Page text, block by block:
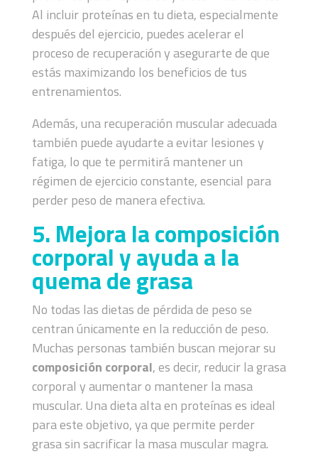
Al incluir proteínas en tu dieta, especialmente
después del ejercicio, puedes acelerar el
proceso de recuperación y asegurarte de que
estás maximizando los beneficios de tus
entrenamientos.
Además, una recuperación muscular adecuada
también puede ayudarte a evitar lesiones y
fatiga, lo que te permitirá mantener un
régimen de ejercicio constante, esencial para
perder peso de manera efectiva.
5. Mejora la composición
corporal y ayuda a la
quema de grasa
No todas las dietas de pérdida de peso se
centran únicamente en la reducción de peso.
Muchas personas también buscan mejorar su
composición corporal, es decir, reducir la grasa
corporal y aumentar o mantener la masa
muscular. Una dieta alta en proteínas es ideal
para este objetivo, ya que permite perder
grasa sin sacrificar la masa muscular magra.